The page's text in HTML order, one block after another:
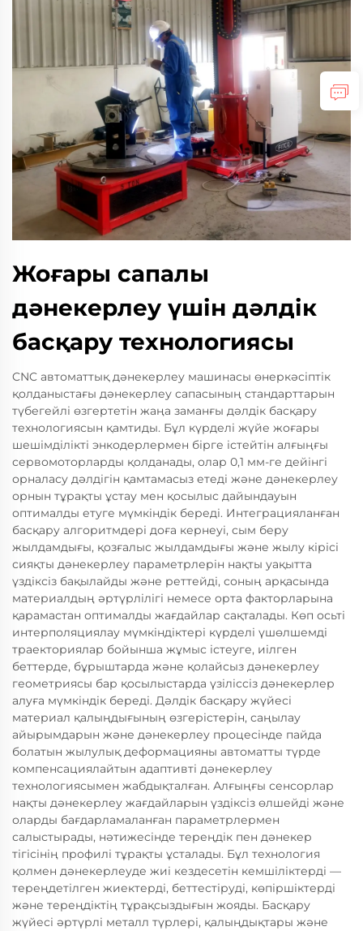
Жоғары сапалы
дәнекерлеу үшін дәлдік
басқару технологиясы
CNC автоматтық дәнекерлеу машинасы өнеркәсіптік
қолданыстағы дәнекерлеу сапасының стандарттарын
түбегейлі өзгертетін жаңа заманғы дәлдік басқару
технологиясын қамтиды. Бұл күрделі жүйе жоғары
шешімділікті энкодерлермен бірге істейтін алғыңғы
сервомоторларды қолданады, олар 0,1 мм-ге дейінгі
орналасу дәлдігін қамтамасыз етеді және дәнекерлеу
орнын тұрақты ұстау мен қосылыс дайындауын
оптималды етуге мүмкіндік береді. Интеграцияланған
басқару алгоритмдері доға кернеуі, сым беру
жылдамдығы, қозғалыс жылдамдығы және жылу кірісі
сияқты дәнекерлеу параметрлерін нақты уақытта
үздіксіз бақылайды және реттейді, соның арқасында
материалдың әртүрлілігі немесе орта факторларына
қарамастан оптималды жағдайлар сақталады. Көп осьті
интерполяциялау мүмкіндіктері күрделі үшөлшемді
траекториялар бойынша жұмыс істеуге, иілген
беттерде, бұрыштарда және қолайсыз дәнекерлеу
геометриясы бар қосылыстарда үзіліссіз дәнекерлер
алуға мүмкіндік береді. Дәлдік басқару жүйесі
материал қалыңдығының өзгерістерін, саңылау
айырымдарын және дәнекерлеу процесінде пайда
болатын жылулық деформацияны автоматты түрде
компенсациялайтын адаптивті дәнекерлеу
технологиясымен жабдықталған. Алғыңғы сенсорлар
нақты дәнекерлеу жағдайларын үздіксіз өлшейді және
оларды бағдарламаланған параметрлермен
салыстырады, нәтижесінде тереңдік пен дәнекер
тігісінің профилі тұрақты ұсталады. Бұл технология
қолмен дәнекерлеуде жиі кездесетін кемшіліктерді —
тереңдетілген жиектерді, беттестіруді, көпіршіктерді
және тереңдіктің тұрақсыздығын жояды. Басқару
жүйесі әртүрлі металл түрлері, қалыңдықтары және